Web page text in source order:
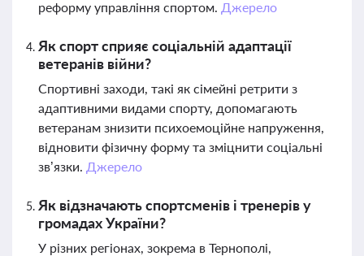
реформу управління спортом. Джерело
Як спорт сприяє соціальній адаптації
ветеранів війни?
Спортивні заходи, такі як сімейні ретрити з
адаптивними видами спорту, допомагають
ветеранам знизити психоемоційне напруження,
відновити фізичну форму та зміцнити соціальні
зв’язки. Джерело
Як відзначають спортсменів і тренерів у
громадах України?
У різних регіонах, зокрема в Тернополі,